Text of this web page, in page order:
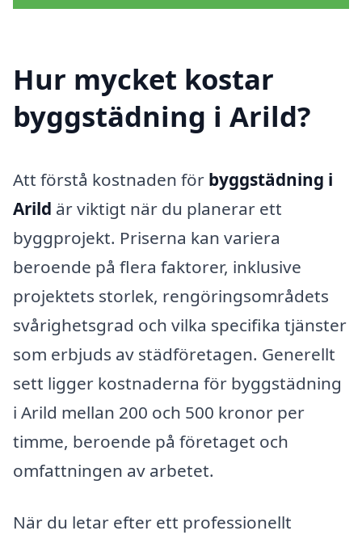
Hur mycket kostar
byggstädning i Arild?
Att förstå kostnaden för byggstädning i
Arild är viktigt när du planerar ett
byggprojekt. Priserna kan variera
beroende på flera faktorer, inklusive
projektets storlek, rengöringsområdets
svårighetsgrad och vilka specifika tjänster
som erbjuds av städföretagen. Generellt
sett ligger kostnaderna för byggstädning
i Arild mellan 200 och 500 kronor per
timme, beroende på företaget och
omfattningen av arbetet.
När du letar efter ett professionellt